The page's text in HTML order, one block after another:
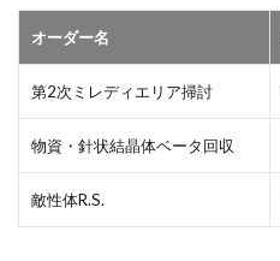
オーダー名
第2次ミレディエリア掃討
物資・針状結晶体ベータ回収
敵性体R.S.